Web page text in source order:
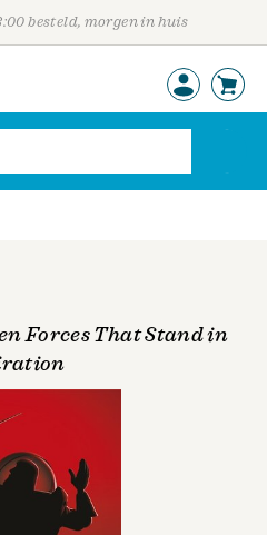
besteld, morgen in huis
Forces That Stand in